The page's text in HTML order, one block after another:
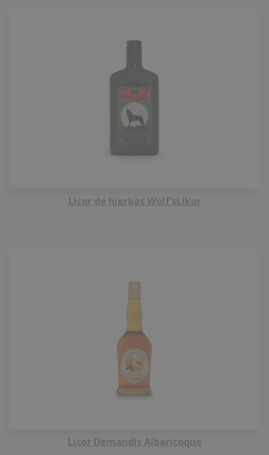
Licor de hierbas Wolf’sLikor
Licor Demandis Albaricoque